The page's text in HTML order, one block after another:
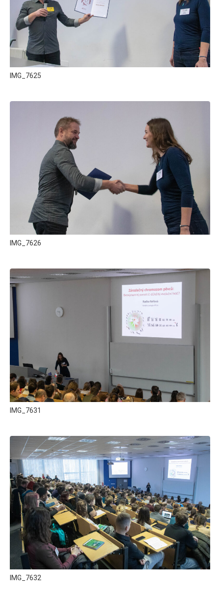
IMG_7625
IMG_7626
IMG_7631
IMG_7632